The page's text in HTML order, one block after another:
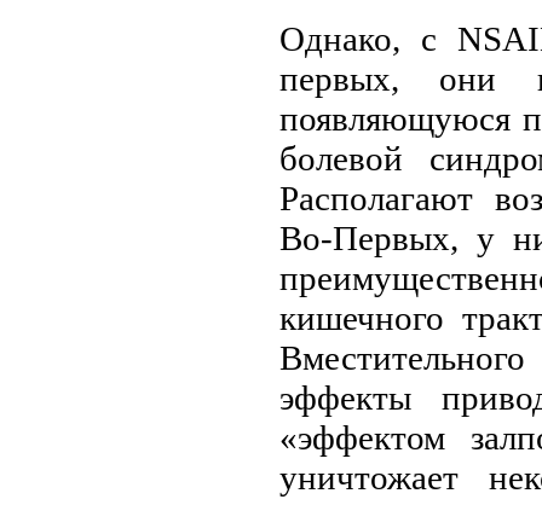
Однако, с
первых, они
появляющуюся
болевой
Располагают
Во-Первых, у
кишечного
эффекты
«эффектом
уничтожает